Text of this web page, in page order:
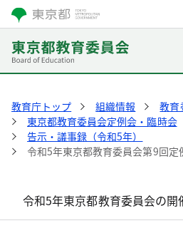
教育庁トップ 組織情報
教育
東京都教育委員会定例会・臨時会
告示・議事録（令和5年）
令和5年東京都教育委員会第9回定
令和5年東京都教育委員会の開